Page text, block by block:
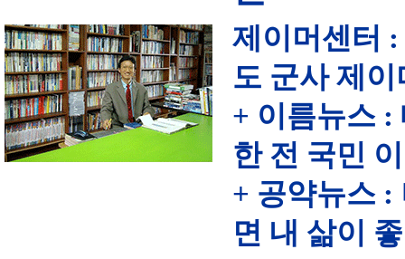
제이머센터
도 군사 제
+ 이름뉴스 :
한 전 국민
+ 공약뉴스 :
면 내 삶이